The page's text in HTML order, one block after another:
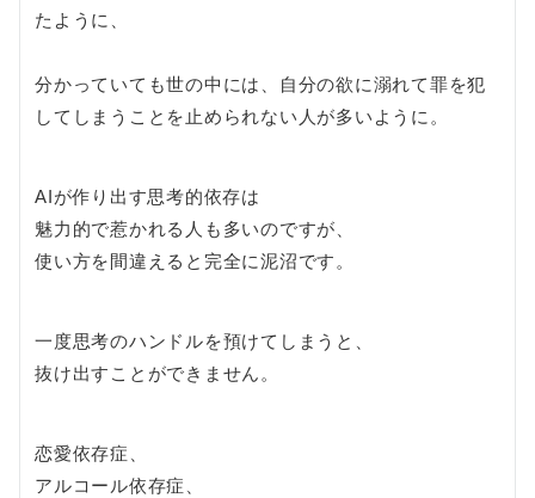
たように、
分かっていても世の中には、自分の欲に溺れて罪を犯
してしまうことを止められない人が多いように。
AIが作り出す思考的依存は
魅力的で惹かれる人も多いのですが、
使い方を間違えると完全に泥沼です。
一度思考のハンドルを預けてしまうと、
抜け出すことができません。
恋愛依存症、
アルコール依存症、